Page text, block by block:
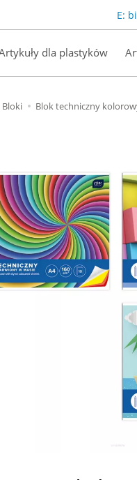
E:
dla plastyków
Bloki Blok techniczny